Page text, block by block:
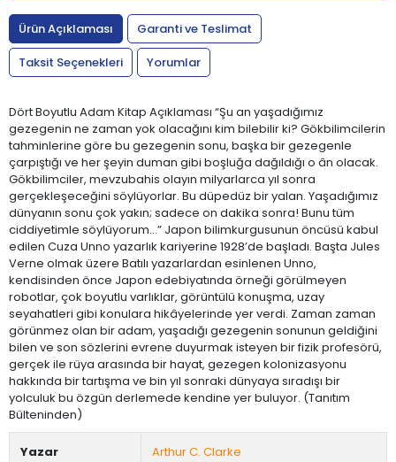
Ürün Açıklaması
Garanti ve Teslimat
Taksit Seçenekleri
Yorumlar
Dört Boyutlu Adam Kitap Açıklaması “Şu an yaşadığımız
gezegenin ne zaman yok olacağını kim bilebilir ki? Gökbilimcilerin
tahminlerine göre bu gezegenin sonu, başka bir gezegenle
çarpıştığı ve her şeyin duman gibi boşluğa dağıldığı o ân olacak.
Gökbilimciler, mevzubahis olayın milyarlarca yıl sonra
gerçekleşeceğini söylüyorlar. Bu düpedüz bir yalan. Yaşadığımız
dünyanın sonu çok yakın; sadece on dakika sonra! Bunu tüm
ciddiyetimle söylüyorum...” Japon bilimkurgusunun öncüsü kabul
edilen Cuza Unno yazarlık kariyerine 1928’de başladı. Başta Jules
Verne olmak üzere Batılı yazarlardan esinlenen Unno,
kendisinden önce Japon edebiyatında örneği görülmeyen
robotlar, çok boyutlu varlıklar, görüntülü konuşma, uzay
seyahatleri gibi konulara hikâyelerinde yer verdi. Zaman zaman
görünmez olan bir adam, yaşadığı gezegenin sonunun geldiğini
bilen ve son sözlerini evrene duyurmak isteyen bir fizik profesörü,
gerçek ile rüya arasında bir hayat, gezegen kolonizasyonu
hakkında bir tartışma ve bin yıl sonraki dünyaya sıradışı bir
yolculuk bu özgün derlemede kendine yer buluyor. (Tanıtım
Bülteninden)
Yazar Arthur C. Clarke